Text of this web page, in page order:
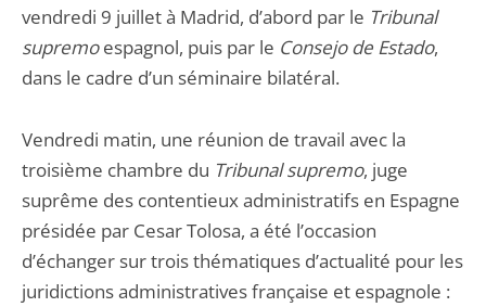
vendredi 9 juillet à Madrid, d’abord par le Tribunal
supremoespagnol, puis par le Consejo de Estado,
dans le cadre d’un séminaire bilatéral.
Vendredi matin, une réunion de travail avec la
troisième chambre du Tribunal supremo, juge
suprême des contentieux administratifs en Espagne
présidée par Cesar Tolosa, a été l’occasion
d’échanger sur trois thématiques d’actualité pour les
juridictions administratives française et espagnole :